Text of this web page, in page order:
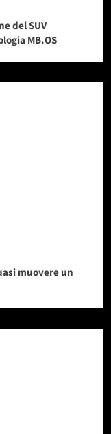
del SUV
MB.OS
muovere un